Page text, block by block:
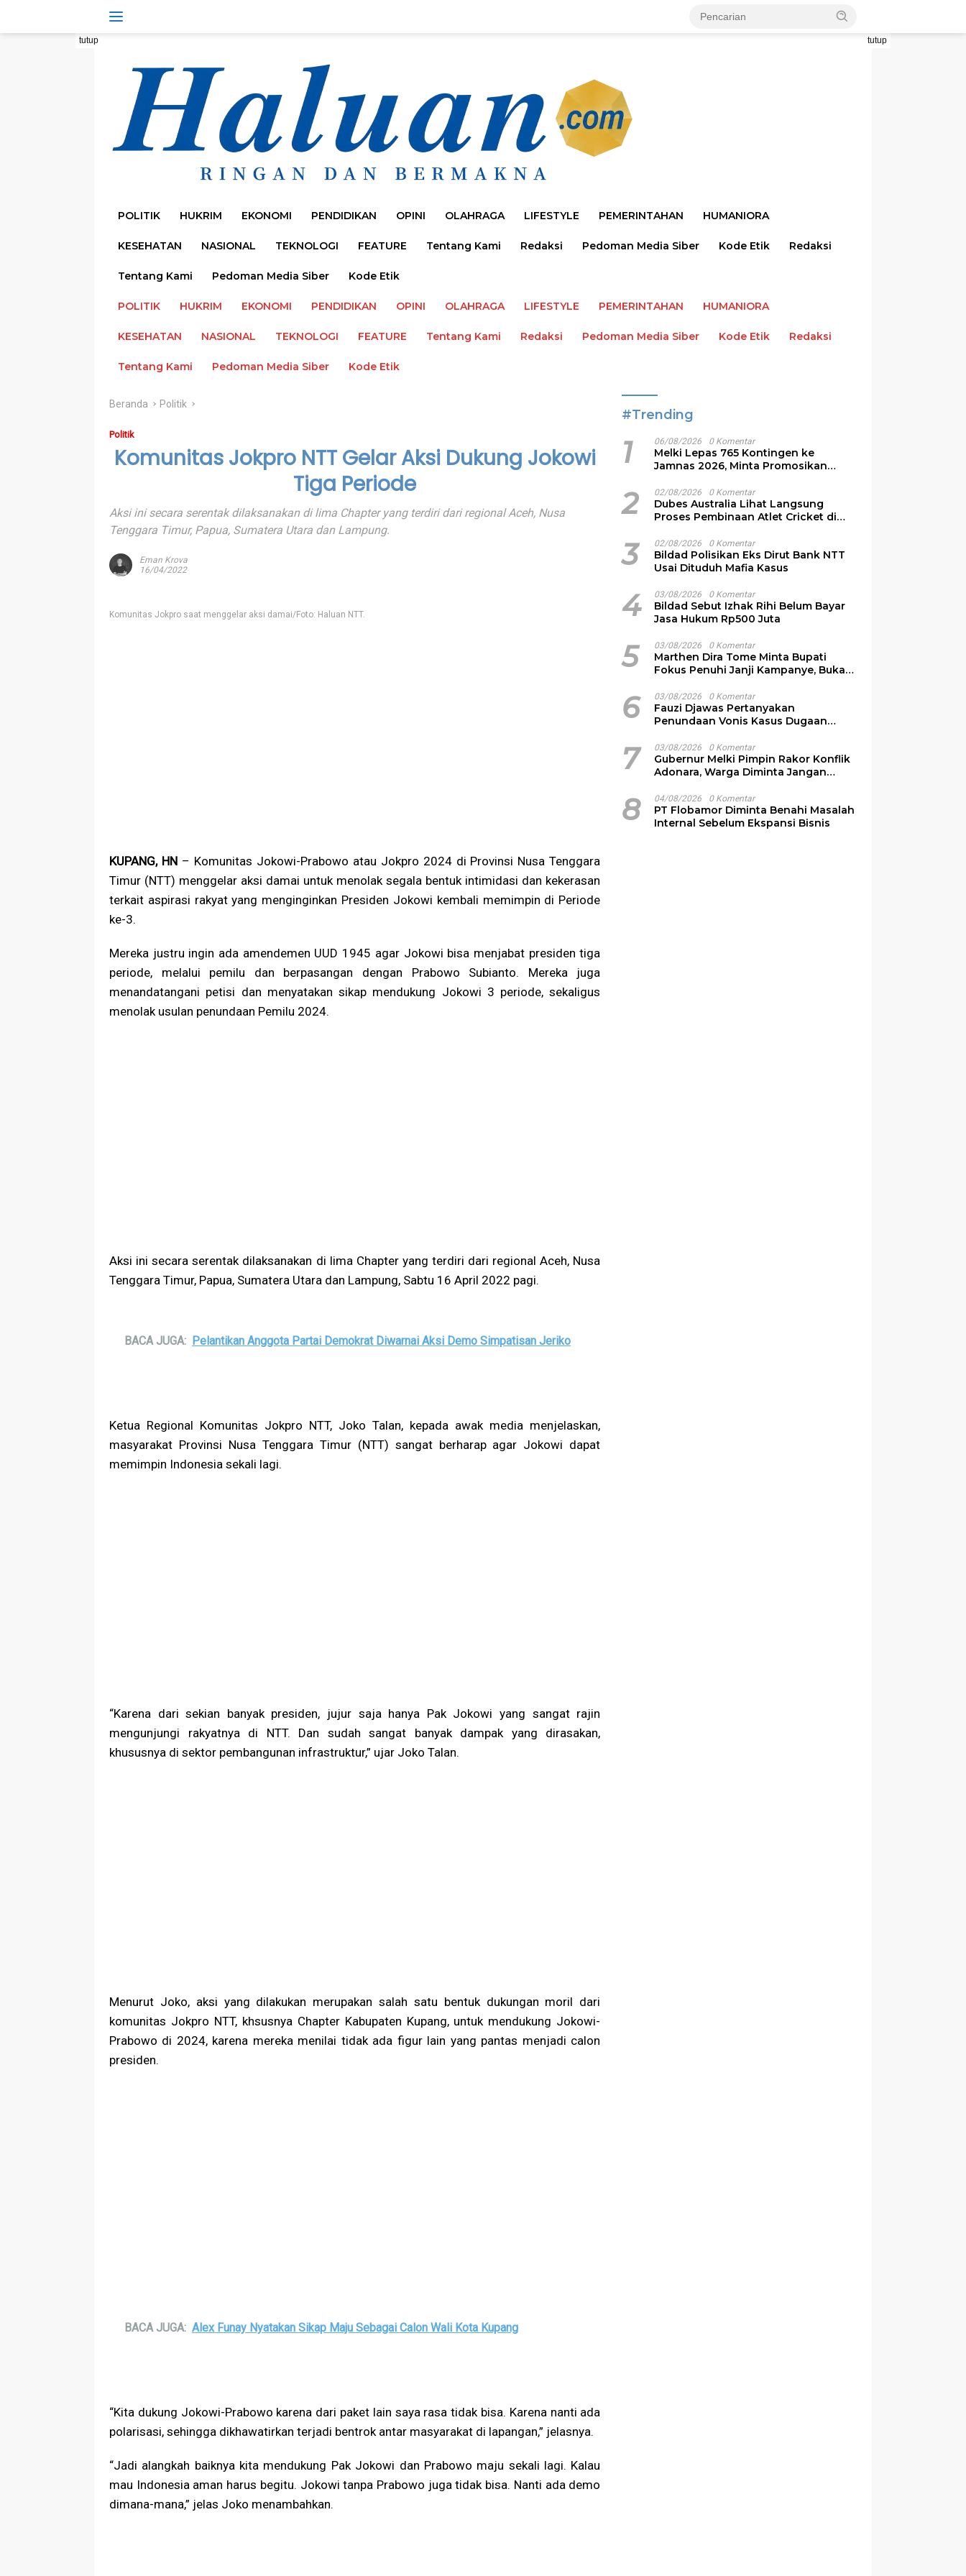
tutup tutup
POLITIK HUKRIM EKONOMI PENDIDIKAN OPINI OLAHRAGA LIFESTYLE PEMERINTAHAN HUMANIORA
KESEHATAN NASIONAL TEKNOLOGI FEATURE Tentang Kami Redaksi Pedoman Media Siber Kode Etik Redaksi
Tentang Kami Pedoman Media Siber Kode Etik
POLITIK HUKRIM EKONOMI PENDIDIKAN OPINI OLAHRAGA LIFESTYLE PEMERINTAHAN HUMANIORA
KESEHATAN NASIONAL TEKNOLOGI FEATURE Tentang Kami Redaksi Pedoman Media Siber Kode Etik Redaksi
Tentang Kami Pedoman Media Siber Kode Etik
Beranda Politik
Politik
Komunitas Jokpro NTT Gelar Aksi Dukung Jokowi
Tiga Periode
Aksi ini secara serentak dilaksanakan di lima Chapter yang terdiri dari regional Aceh, Nusa
Tenggara Timur, Papua, Sumatera Utara dan Lampung.
Eman Krova
16/04/2022
Komunitas Jokpro saat menggelar aksi damai/Foto: Haluan NTT.
KUPANG, HN– Komunitas Jokowi-Prabowo atau Jokpro 2024 di Provinsi Nusa Tenggara
Timur (NTT) menggelar aksi damai untuk menolak segala bentuk intimidasi dan kekerasan
terkait aspirasi rakyat yang menginginkan Presiden Jokowi kembali memimpin di Periode
ke-3.
Mereka justru ingin ada amendemen UUD 1945 agar Jokowi bisa menjabat presiden tiga
periode, melalui pemilu dan berpasangan dengan Prabowo Subianto. Mereka juga
menandatangani petisi dan menyatakan sikap mendukung Jokowi 3 periode, sekaligus
menolak usulan penundaan Pemilu 2024.
Aksi ini secara serentak dilaksanakan di lima Chapter yang terdiri dari regional Aceh, Nusa
Tenggara Timur, Papua, Sumatera Utara dan Lampung, Sabtu 16 April 2022 pagi.
BACA JUGA: Pelantikan Anggota Partai Demokrat Diwarnai Aksi Demo Simpatisan Jeriko
Ketua Regional Komunitas Jokpro NTT, Joko Talan, kepada awak media menjelaskan,
masyarakat Provinsi Nusa Tenggara Timur (NTT) sangat berharap agar Jokowi dapat
memimpin Indonesia sekali lagi.
“Karena dari sekian banyak presiden, jujur saja hanya Pak Jokowi yang sangat rajin
mengunjungi rakyatnya di NTT. Dan sudah sangat banyak dampak yang dirasakan,
khususnya di sektor pembangunan infrastruktur,” ujar Joko Talan.
Menurut Joko, aksi yang dilakukan merupakan salah satu bentuk dukungan moril dari
komunitas Jokpro NTT, khsusnya Chapter Kabupaten Kupang, untuk mendukung Jokowi-
Prabowo di 2024, karena mereka menilai tidak ada figur lain yang pantas menjadi calon
presiden.
BACA JUGA: Alex Funay Nyatakan Sikap Maju Sebagai Calon Wali Kota Kupang
“Kita dukung Jokowi-Prabowo karena dari paket lain saya rasa tidak bisa. Karena nanti ada
polarisasi, sehingga dikhawatirkan terjadi bentrok antar masyarakat di lapangan,” jelasnya.
“Jadi alangkah baiknya kita mendukung Pak Jokowi dan Prabowo maju sekali lagi. Kalau
mau Indonesia aman harus begitu. Jokowi tanpa Prabowo juga tidak bisa. Nanti ada demo
dimana-mana,” jelas Joko menambahkan.
#Trending
1 06/08/2026 0 Komentar
Melki Lepas 765 Kontingen ke
Jamnas 2026, Minta Promosikan
2 02/08/2026 0 Komentar
Dubes Australia Lihat Langsung
Proses Pembinaan Atlet Cricket di
3 02/08/2026 0 Komentar
Bildad Polisikan Eks Dirut Bank NTT
Usai Dituduh Mafia Kasus
4 03/08/2026 0 Komentar
Bildad Sebut Izhak Rihi Belum Bayar
Jasa Hukum Rp500 Juta
5 03/08/2026 0 Komentar
Marthen Dira Tome Minta Bupati
Fokus Penuhi Janji Kampanye, Bukan
6 03/08/2026 0 Komentar
Fauzi Djawas Pertanyakan
Penundaan Vonis Kasus Dugaan
7 03/08/2026 0 Komentar
Gubernur Melki Pimpin Rakor Konflik
Adonara, Warga Diminta Jangan
8 04/08/2026 0 Komentar
PT Flobamor Diminta Benahi Masalah
Internal Sebelum Ekspansi Bisnis